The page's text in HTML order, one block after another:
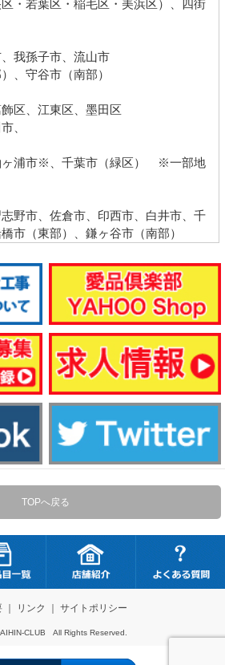
・若葉区・稲毛区・美浜区）、四街
我孫子市、流山市
、守谷市（南部）
区、江東区、墨田区
、
浦市※、千葉市（緑区） ※一部地
野市、佐倉市、印西市、白井市、千
市（東部）、鎌ヶ谷市（南部）
TOPへ戻る
｜ リンク ｜ サイトポリシー
CLUB All Rights Reserved.